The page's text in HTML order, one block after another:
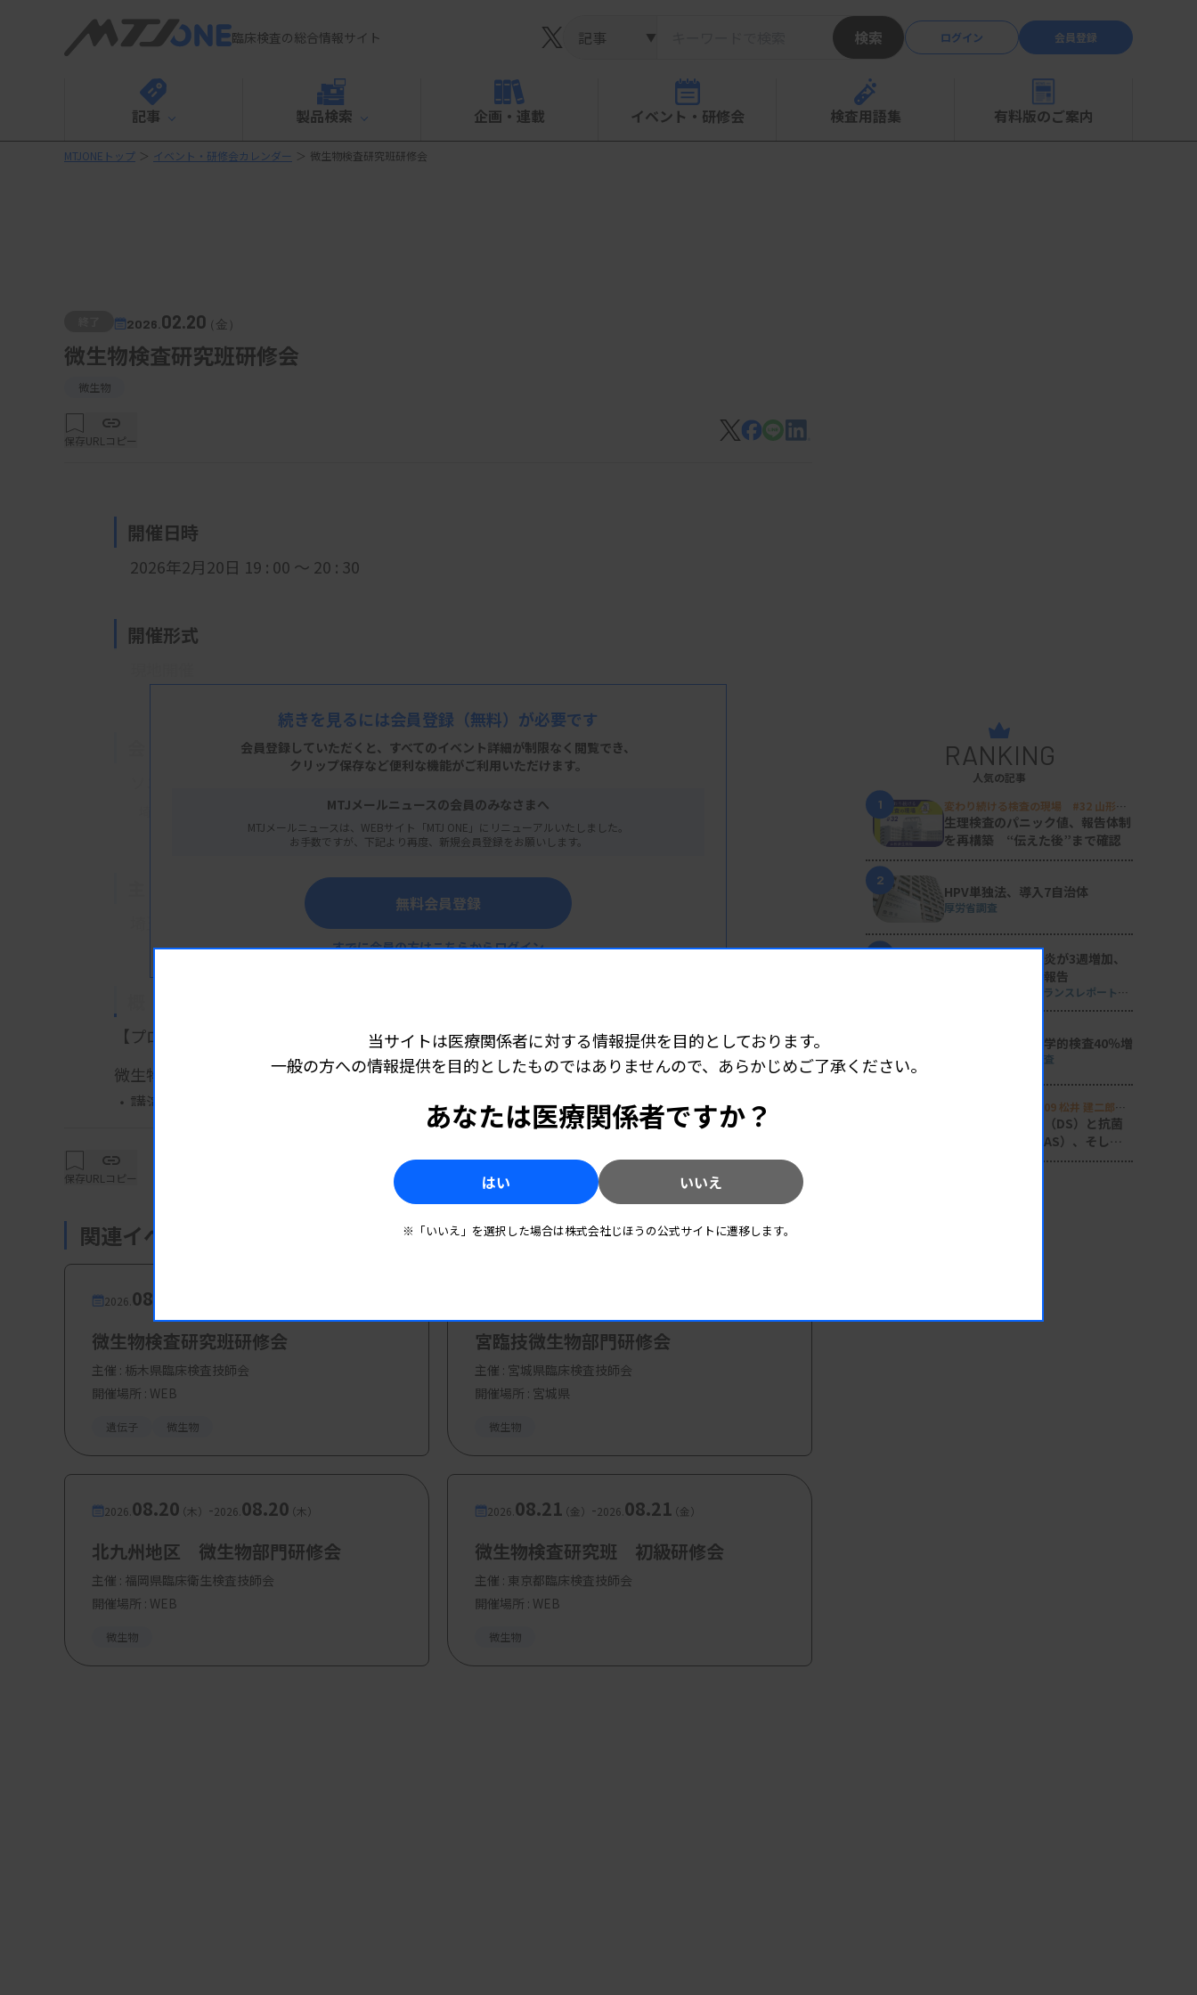
臨床検査の総合情報サイト ▼ 検索 ログイン 会員登録
記事 製品検索 企画・連載 イベント・研修会 検査用語集 有料版のご案内
MTJONEトップ ＞ イベント・研修会カレンダー ＞ 微生物検査研究班研修会
2026. 02.20（金）
微生物検査研究班研修会
微生物
保存URLコピー
開催日時
2026年2月20日 19 : 00 ～ 20 : 30
開催形式
埼玉県さいたま市大宮区桜木町1-7-5 ソニックシティビル6F
【プログラム】
微生物検査の基本と標準化へ
・講演1：Gram染色の基本とこれから
・講演2：細菌検査の基礎 ～培地についての豆知識～
豊田耕一氏（極東製薬工業株式会社）
【参加費・定員など】
・参加費：会員・賛助会員 500円、非会員 5000円
・定 員：70名
詳細はこちら（外部リンク）
続きを見るには会員登録 （無料）が必要です
会員登録していただくと、すべてのイベント詳細が制限なく閲覧でき、
クリップ保存など便利な機能がご利用いただけます。
MTJメールニュースの会員のみなさまへ
MTJメールニュースは、WEBサイト「MTJ ONE」にリニューアルいたしました。
お手数ですが、下記より再度、新規会員登録をお願いします。
無料会員登録
すでに会員の方はこちらからログイン
保存URLコピー
関連イベント・研修会
2026. 08.07
微生物検査研究班研修会
主催 : 栃木県臨床検査技師会
開催場所 : WEB
遺伝子 微生物
宮臨技微生物部門研修会
主催 : 宮城県臨床検査技師会
開催場所 : 宮城県
微生物
2026. 08.20（木） -2026. 08.20（木）
北九州地区 微生物部門研修会
主催 : 福岡県臨床衛生検査技師会
開催場所 : WEB
微生物
2026. 08.21（金） -2026. 08.21（金）
微生物検査研究班 初級研修会
主催 : 東京都臨床検査技師会
開催場所 : WEB
微生物
RANKING
人気の記事
1
変わり続ける検査の現場 #32 山形済
生病院
生理検査のパニック値、報告体制
を再構築 “伝えた後”まで確認
2
HPV単独法、導入7自治体
厚労省調査
マイコプラズマ肺炎が3週増加、
性感染症の動向も報告
週刊 感染症サーベイランスレポート
単一遺伝子の遺伝学的検査40％増
日衛協が2024年度調査
Voice of Lab. file 09 松井 建二郎
（藤田医科大学病院臨床検査部微生物
感染症の診断支援（DS）と抗菌
薬適正使用支援（AS）、そして
当サイトは医療関係者に対する情報提供を目的としております。
一般の方への情報提供を目的としたものではありませんので、あらかじめご了承ください。
あなたは医療関係者ですか？
はい いいえ
※「いいえ」を選択した場合は株式会社じほうの公式サイトに遷移します。